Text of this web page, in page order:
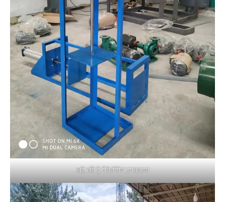
अंडे की ट्रे पैकेजिंग उपकरण